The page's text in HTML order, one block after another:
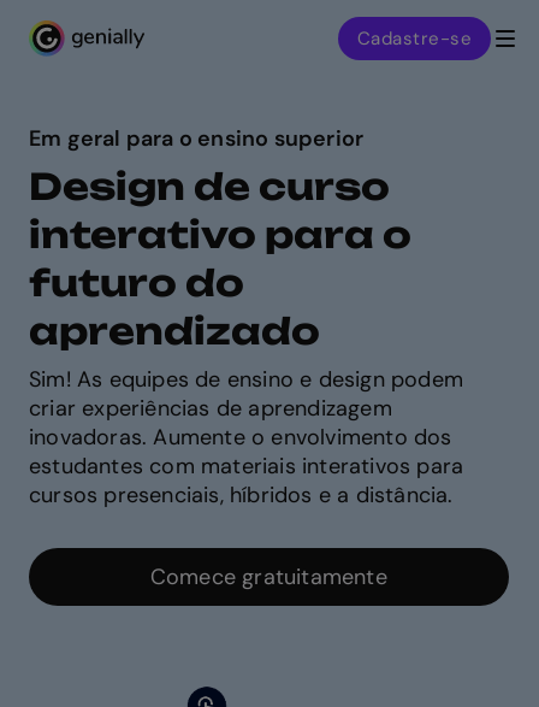
Genialy home page
Cadastre-se
Em geral para o ensino superior
Design de curso
interativo para o
futuro do
aprendizado
Sim! As equipes de ensino e design podem
criar experiências de aprendizagem
inovadoras. Aumente o envolvimento dos
estudantes com materiais interativos para
cursos presenciais, híbridos e a distância.
Comece gratuitamente